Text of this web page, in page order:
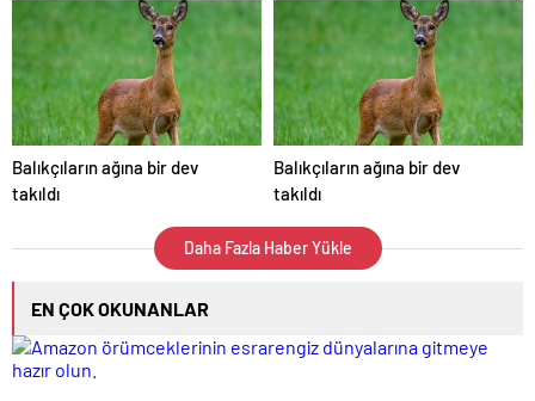
Balıkçıların ağına bir dev
takıldı
Balıkçıların ağına bir dev
takıldı
Daha Fazla Haber Yükle
EN ÇOK OKUNANLAR